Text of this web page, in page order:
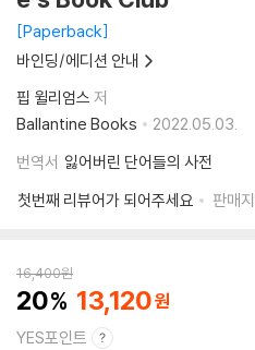
Paperback
바인딩/에디션 안내
핍 윌리엄스 저
Ballantine Books
2022.05.03.
번역서 잃어버린 단어들의 사전
첫번째 리뷰어가 되어주세요
판매
16,400원
20 13,120
YES포인트